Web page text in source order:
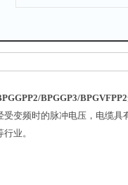
BPGGP3/BPGVFPP2
变频时的脉冲电压，电缆
业。